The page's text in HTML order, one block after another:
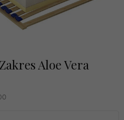
Aloe Vera